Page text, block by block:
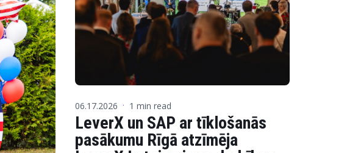
INTEGRĀCIJA
SAP Integration Suite
06.17.2026 · 1 min read
LeverX un SAP ar tīklošanās
pasākumu Rīgā atzīmēja